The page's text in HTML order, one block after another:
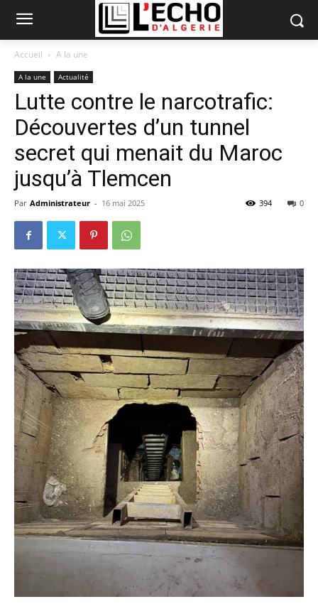
Accueil A la une
A la une Actualité
Lutte contre le narcotrafic:
Découvertes d’un tunnel
secret qui menait du Maroc
jusqu’à Tlemcen
Par Administrateur - 16 mai 2025 0
394